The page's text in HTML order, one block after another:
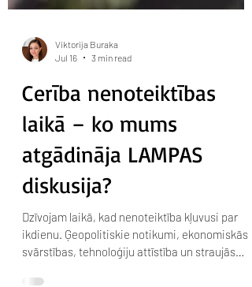
Jul 16
Cerība nenoteiktības
laikā – ko mums
atgādināja LAMPAS
diskusija?
Dzīvojam laikā, kad nenoteiktība kļuvusi par
ikdienu. Ģeopolitiskie notikumi, ekonomiskās
svārstības, tehnoloģiju attīstība un straujās